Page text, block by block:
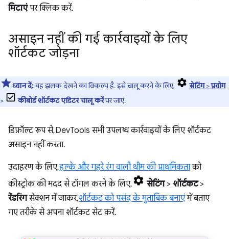
मिटाएंपर क्लिक करें.
असाइन नहीं की गई कार्रवाइयों के लिए
शॉर्टकट जोड़ना
ध्यान दें:यह झलक देखने का विकल्प है. इसे चालू करने के लिए, सेटिंग>प्रयोग
>
कीबोर्ड शॉर्टकट एडिटर चालू करेंपर जाएं.
डिफ़ॉल्ट रूप से, DevTools सभी उपलब्ध कार्रवाइयों के लिए शॉर्टकट
असाइन नहीं करता.
उदाहरण के लिए,हल्के और गहरे रंग वाली थीम की प्राथमिकताको
कीस्ट्रोक की मदद से टॉगल करने के लिए,
सेटिंग> शॉर्टकट>
रेंडरिंगसेक्शन में जाकर,शॉर्टकट को पसंद के मुताबिक बनाएंमें बताए
गए तरीके से अपना शॉर्टकट सेट करें.